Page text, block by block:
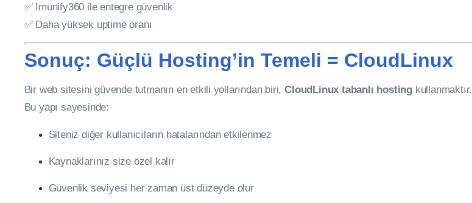
✅ Imunify360 ile entegre güvenlik
✅ Daha yüksek uptime oranı
Sonuç: Güçlü Hosting’in Temeli = CloudLinux
Bir web sitesini güvende tutmanın en etkili yollarından biri,CloudLinux tabanlı hostingkullanmaktır.
Bu yapı sayesinde:
Siteniz diğer kullanıcıların hatalarından etkilenmez
Kaynaklarınız size özel kalır
Güvenlik seviyesi her zaman üst düzeyde olur